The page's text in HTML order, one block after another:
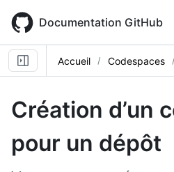
main
content
Documentation GitHub
Accueil Codespaces
Création d’un
pour un dépôt